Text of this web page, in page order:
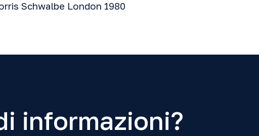
Schwalbe London 1980
informazioni?